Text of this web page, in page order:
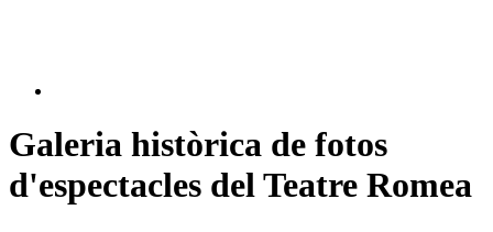
Galeria històrica de fotos
d'espectacles del Teatre Romea